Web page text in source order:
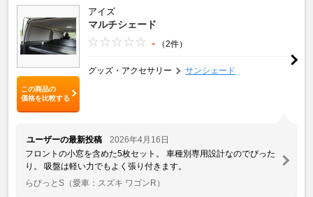
この商品の
価格を比較する
アイズ
マルチシェード
- （2件）
グッズ・アクセサリー サンシェード
ユーザーの最新投稿
2026年4月16日
フロントの小窓を含めた5枚セット。 車種別専用設計なのでぴった
り。 吸盤は軽い力でもよく張り付きます。
らびっとS （愛車：スズキ ワゴンR）